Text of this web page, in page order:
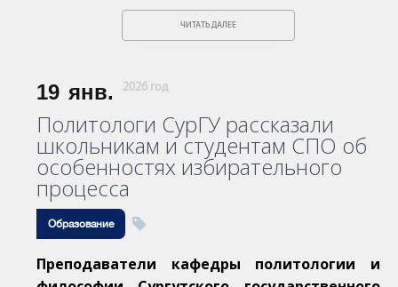
ЧИТАТЬ ДАЛЕЕ
19 янв. 2026 год
Политологи СурГУ рассказали
школьникам и студентам СПО об
особенностях избирательного
процесса
Образование
Преподаватели кафедры политологии и